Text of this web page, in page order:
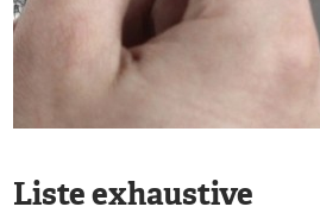
Liste exhaustive